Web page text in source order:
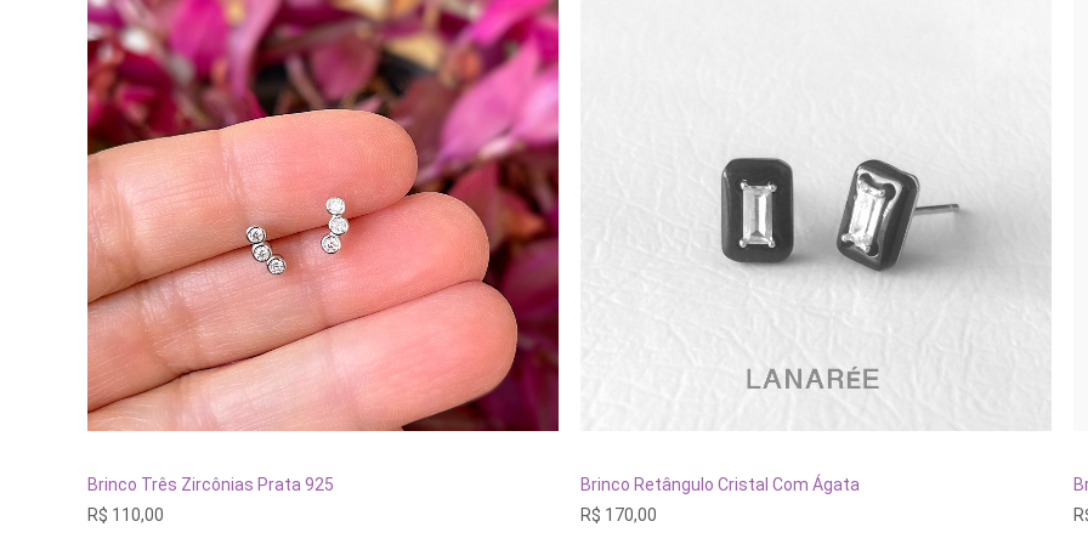
ADICIONAR AO CARRINHO
Brinco Três Zircônias Prata 925
R$ 110,00
ADICIONAR AO CARRINHO
Brinco Retângulo Cristal Com Ágata
R$ 170,00